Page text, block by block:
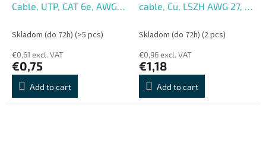
Cable, UTP, CAT 6e, AWG
Skladom (do 72h) (>5 pcs)
€0,61 excl. VAT
€0,75
Add to cart
cable, Cu, LSZH AWG 27, 7,
Skladom (do 72h) (2 pcs)
€0,96 excl. VAT
€1,18
Add to cart